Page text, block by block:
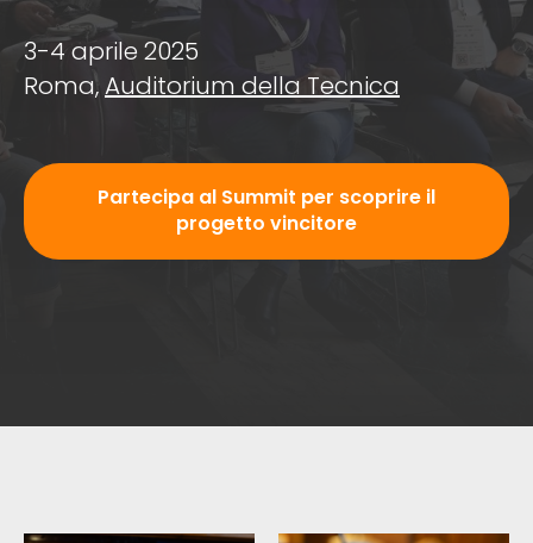
3-4 aprile 2025
Roma,Auditorium della Tecnica
Partecipa al Summit per scoprire il
progetto vincitore